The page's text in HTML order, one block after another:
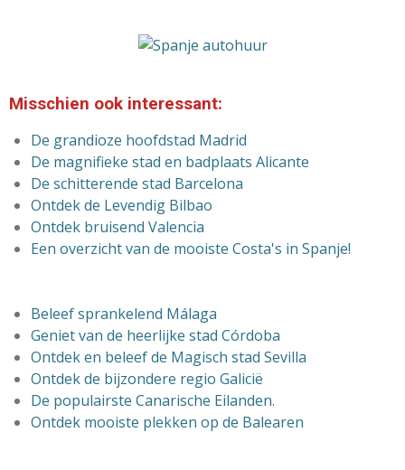
Misschien ook interessant:
De grandioze hoofdstad Madrid
De magnifieke stad en badplaats Alicante
De schitterende stad Barcelona
Ontdek de Levendig Bilbao
Ontdek bruisend Valencia
Een overzicht van de mooiste Costa's in Spanje!
Beleef sprankelend Málaga
Geniet van de heerlijke stad Córdoba
Ontdek en beleef de Magisch stad Sevilla
Ontdek de bijzondere regio Galicië
De populairste Canarische Eilanden.
Ontdek mooiste plekken op de Balearen